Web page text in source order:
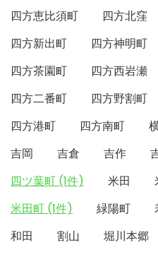
四方恵比須町
四方北窪
四方新出町
四方神明町
四方茶園町
四方西岩瀬
四方二番町
四方野割町
四方港町
四方南町
吉岡
吉倉 吉作
四ツ葉町 (1件)
米田
米田町 (1件)
緑陽町
和田
割山 堀川本郷